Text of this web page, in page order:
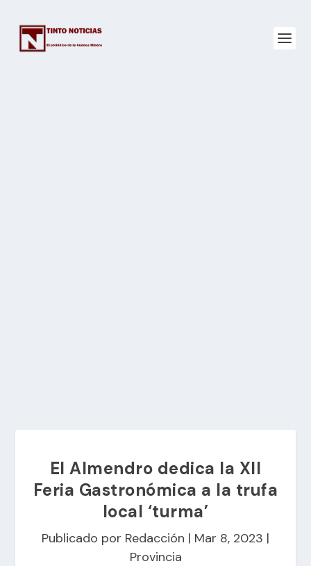
El Almendro dedica la XII
Feria Gastronómica a la trufa
local ‘turma’
Publicado por Redacción | Mar 8, 2023 |
Provincia